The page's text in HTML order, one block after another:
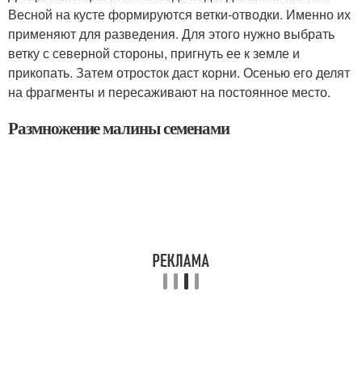
Весной на кусте формируются ветки-отводки. Именно их
применяют для разведения. Для этого нужно выбрать
ветку с северной стороны, пригнуть ее к земле и
прикопать. Затем отросток даст корни. Осенью его делят
на фрагменты и пересаживают на постоянное место.
Размножение малины семенами